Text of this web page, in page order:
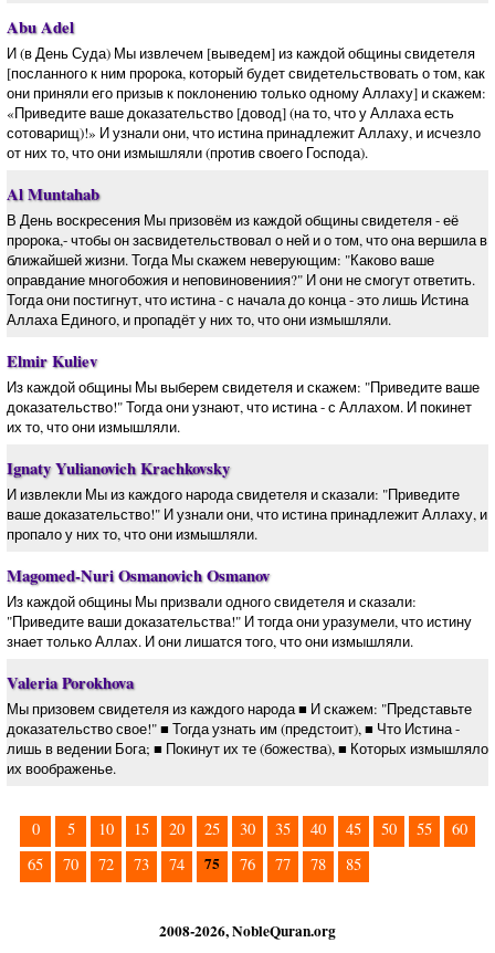
Abu Adel
И (в День Суда) Мы извлечем [выведем] из каждой общины свидетеля
[посланного к ним пророка, который будет свидетельствовать о том, как
они приняли его призыв к поклонению только одному Аллаху] и скажем:
«Приведите ваше доказательство [довод] (на то, что у Аллаха есть
сотоварищ)!» И узнали они, что истина принадлежит Аллаху, и исчезло
от них то, что они измышляли (против своего Господа).
Al Muntahab
В День воскресения Мы призовём из каждой общины свидетеля - её
пророка,- чтобы он засвидетельствовал о ней и о том, что она вершила в
ближайшей жизни. Тогда Мы скажем неверующим: "Каково ваше
оправдание многобожия и неповиновениия?" И они не смогут ответить.
Тогда они постигнут, что истина - с начала до конца - это лишь Истина
Аллаха Единого, и пропадёт у них то, что они измышляли.
Elmir Kuliev
Из каждой общины Мы выберем свидетеля и скажем: "Приведите ваше
доказательство!" Тогда они узнают, что истина - с Аллахом. И покинет
их то, что они измышляли.
Ignaty Yulianovich Krachkovsky
И извлекли Мы из каждого народа свидетеля и сказали: "Приведите
ваше доказательство!" И узнали они, что истина принадлежит Аллаху, и
пропало у них то, что они измышляли.
Magomed-Nuri Osmanovich Osmanov
Из каждой общины Мы призвали одного свидетеля и сказали:
"Приведите ваши доказательства!" И тогда они уразумели, что истину
знает только Аллах. И они лишатся того, что они измышляли.
Valeria Porokhova
Мы призовем свидетеля из каждого народа ■ И скажем: "Представьте
доказательство свое!" ■ Тогда узнать им (предстоит), ■ Что Истина -
лишь в ведении Бога; ■ Покинут их те (божества), ■ Которых измышляло
их воображенье.
0 5 10 15 20 25 30 35 40 45 50 55
60
65
70 72 73 74 75 76 77 78 85
2008-2026, NobleQuran.org